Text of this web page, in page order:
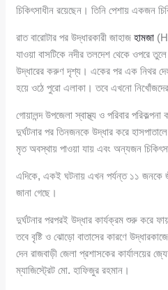
চিকিৎসাধীন রয়েছেন। তিনি পেশায় একজন
রাত বারোটার পর উদ্ধারকারী জাহাজহামজা
যাওয়া বাসটিকে নদীর তলদেশ থেকে ওপরে
উদ্ধারের করুণ দৃশ্য। একের পর এক নিথর
হয়ে ওঠে পুরো এলাকা। তবে এখনো
গোয়ালন্দ উপজেলা স্বাস্থ্য ও পরিবার
দুর্ঘটনার পর তিনজনকে উদ্ধার করে
মৃত অবস্থায় পাওয়া যায় এবং অন্যজন
এদিকে, একই ঘটনায় এখন পর্যন্ত ১১ জনকে
জানা গেছে।
দুর্ঘটনার পরপরই উদ্ধার কার্যক্রম শুরু করে
তবে বৃষ্টি ও ঝোড়ো বাতাসের কারণে
দেন রাজবাড়ী জেলা প্রশাসকের কার্যালয়ের
ম্যাজিস্ট্রেট মো. হাফিজুর রহমান।